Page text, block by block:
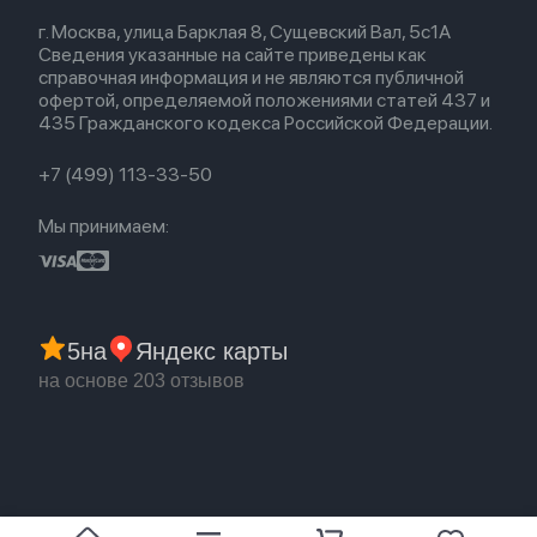
Airpods 2
Airpods (1-е)
Для Apple Watch
Политика конфиденциальности
Оплата и доставка
Партнерская программа
Гарантия
Обмен и возврат
Trade-in
Новые поступления
Популярное
Акции
г. Москва, улица Барклая 8, Сущевский Вал, 5с1А
Сведения указанные на сайте приведены как
справочная информация и не являются публичной
офертой, определяемой положениями статей 437 и
435 Гражданского кодекса Российской Федерации.
+7 (499) 113-33-50
Мы принимаем:
5на Яндекс карты
на основе 203 отзывов